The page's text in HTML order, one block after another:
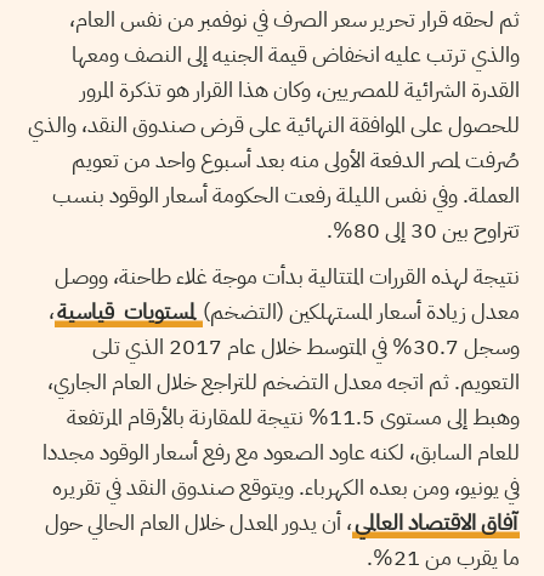
ثم لحقه قرار تحرير سعر الصرف في نوفمبر من نفس العام،
والذي ترتب عليه انخفاض قيمة الجنيه إلى النصف ومعها
القدرة الشرائية للمصريين، وكان هذا القرار هو تذكرة المرور
للحصول على الموافقة النهائية على قرض صندوق النقد، والذي
صُرفت لمصر الدفعة الأولى منه بعد أسبوع واحد من تعويم
العملة. وفي نفس الليلة رفعت الحكومة أسعار الوقود بنسب
تتراوح بين 30 إلى 80%.
نتيجة لهذه القررات المتتالية بدأت موجة غلاء طاحنة، ووصل
معدل زيادة أسعار المستهلكين (التضخم)لمستويات قياسية،
وسجل 30.7% في المتوسط خلال عام 2017 الذي تلى
التعويم. ثم اتجه معدل التضخم للتراجع خلال العام الجاري،
وهبط إلى مستوى 11.5% نتيجة للمقارنة بالأرقام المرتفعة
للعام السابق، لكنه عاود الصعود مع رفع أسعار الوقود مجددا
في يونيو، ومن بعده الكهرباء. ويتوقع صندوق النقد في تقريره
آفاق الاقتصاد العالمي، أن يدور المعدل خلال العام الحالي حول
ما يقرب من 21%.